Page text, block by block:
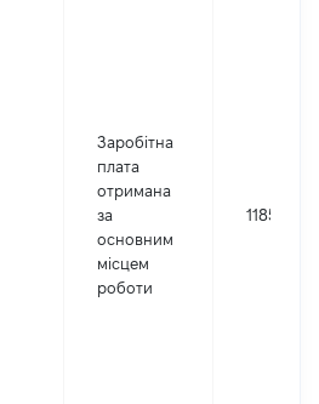
Заробітна
плата
отримана
за
основним
місцем
роботи
118546